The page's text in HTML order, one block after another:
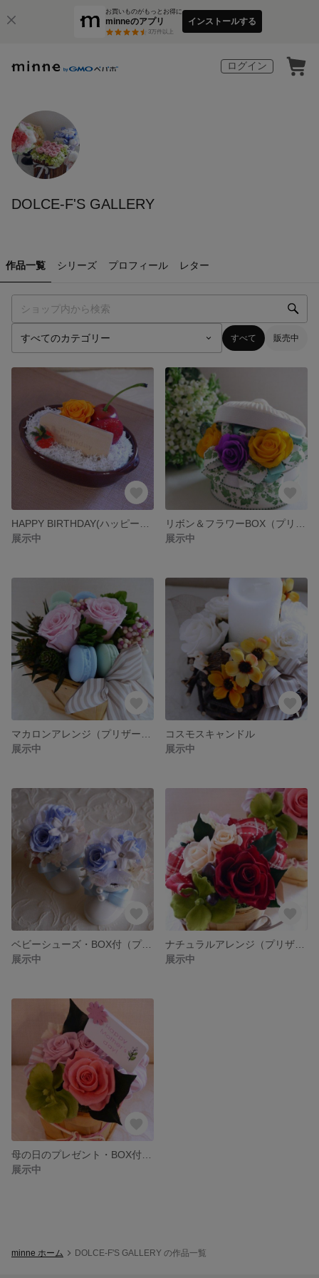
お買いものがもっとお得に
minneのアプリ
3万件以上
インストールする
ログイン
DOLCE-F'S GALLERY
作品一覧 シリーズ プロフィール レター
すべて 販売中
展示中
展示中
展示中
コスモスキャンドル
展示中
ベビーシューズ・BOX付（プリザーブドフラワー）
展示中
展示中
展示中
minne ホーム DOLCE-F'S GALLERY の作品一覧